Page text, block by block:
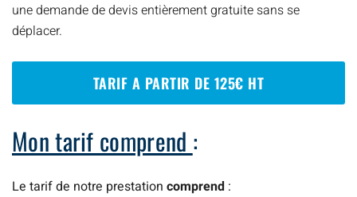
une demande de devis entièrement gratuite sans se
déplacer.
TARIF A PARTIR DE 125€ HT
Mon tarif comprend :
Le tarif de notre prestation comprend :